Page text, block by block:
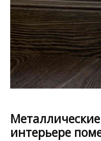
интерьере